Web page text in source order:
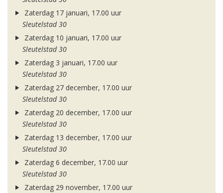
Zaterdag 17 januari, 17.00 uur
Sleutelstad 30
Zaterdag 10 januari, 17.00 uur
Sleutelstad 30
Zaterdag 3 januari, 17.00 uur
Sleutelstad 30
Zaterdag 27 december, 17.00 uur
Sleutelstad 30
Zaterdag 20 december, 17.00 uur
Sleutelstad 30
Zaterdag 13 december, 17.00 uur
Sleutelstad 30
Zaterdag 6 december, 17.00 uur
Sleutelstad 30
Zaterdag 29 november, 17.00 uur